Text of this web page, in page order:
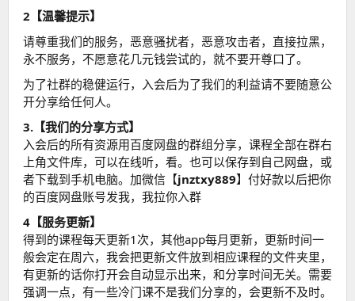
2【温馨提示】
请尊重我们的服务，恶意骚扰者，恶意攻击者，直接拉黑，
永不服务，不愿意花几元钱尝试的，就不要开尊口了。
为了社群的稳健运行，入会后为了我们的利益请不要随意公
开分享给任何人。
3.【我们的分享方式】
入会后的所有资源用百度网盘的群组分享，课程全部在群右
上角文件库，可以在线听，看。也可以保存到自己网盘，或
者下载到手机电脑。加微信【jnztxy889】付好款以后把你
的百度网盘账号发我，我拉你入群
4【服务更新】
得到的课程每天更新1次，其他app每月更新，更新时间一
般会定在周六，我会把更新文件放到相应课程的文件夹里，
有更新的话你打开会自动显示出来，和分享时间无关。需要
强调一点，有一些冷门课不是我们分享的，会更新不及时。